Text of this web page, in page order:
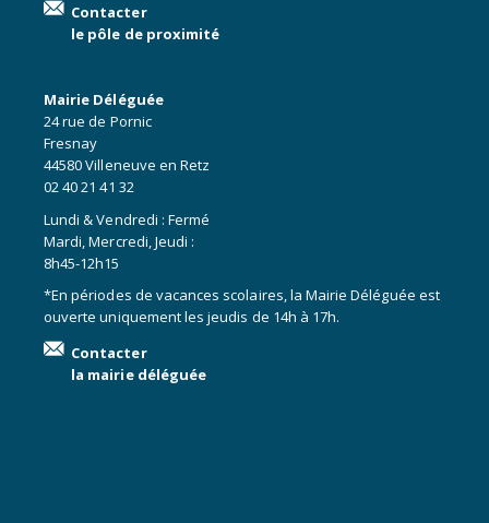
Contacter
le pôle de proximité
Mairie Déléguée
24 rue de Pornic
Fresnay
44580 Villeneuve en Retz
02 40 21 41 32
Lundi & Vendredi : Fermé
Mardi, Mercredi, Jeudi :
8h45-12h15
*En périodes de vacances scolaires, la Mairie Déléguée est
ouverte uniquement les jeudis de 14h à 17h.
Contacter
la mairie déléguée